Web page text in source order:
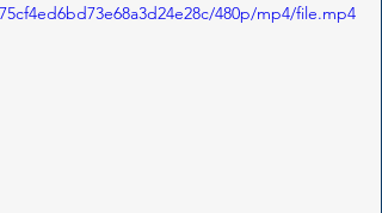
75cf4ed6bd73e68a3d24e28c/480p/mp4/file.mp4